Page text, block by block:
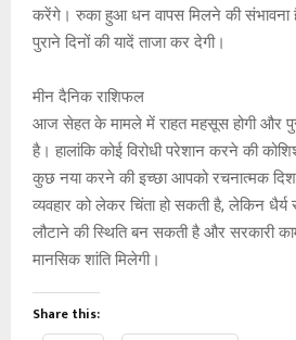
करेंगे। रुका हुआ धन वापस मिलने की संभावना
पुराने दिनों की यादें ताजा कर देगी।
मीन दैनिक राशिफल
आज सेहत के मामले में राहत महसूस होगी और
है। हालांकि कोई विरोधी परेशान करने की
कुछ नया करने की इच्छा आपको रचनात्मक
व्यवहार को लेकर चिंता हो सकती है, लेकिन
लौटाने की स्थिति बन सकती है और सरकारी
मानसिक शांति मिलेगी।
Share this: